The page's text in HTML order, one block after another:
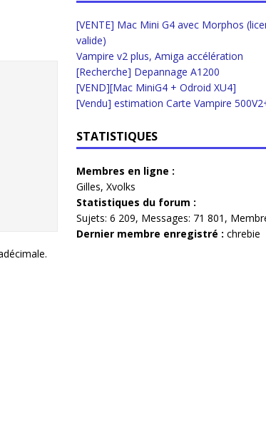
[VENTE] Mac Mini G4 avec Morphos
valide)
Vampire v2 plus, Amiga accélération
[Recherche] Depannage A1200
[VEND][Mac MiniG4 + Odroid XU4]
[Vendu] estimation Carte Vampire
STATISTIQUES
Membres en ligne :
Gilles, Xvolks
Statistiques du forum :
Sujets: 6 209, Messages: 71 801,
Dernier membre enregistré : chrebie